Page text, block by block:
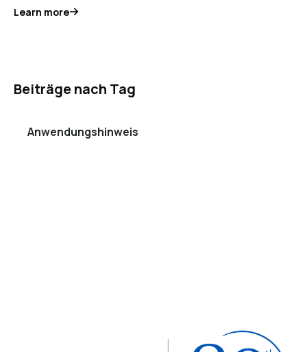
Learn more
Beiträge nach Tag
Anwendungshinweis